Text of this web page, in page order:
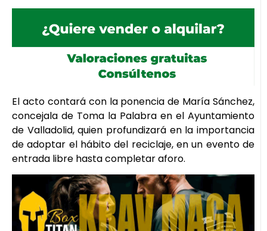
El acto contará con la ponencia de María Sánchez,
concejala de Toma la Palabra en el Ayuntamiento
de Valladolid, quien profundizará en la importancia
de adoptar el hábito del reciclaje, en un evento de
entrada libre hasta completar aforo.